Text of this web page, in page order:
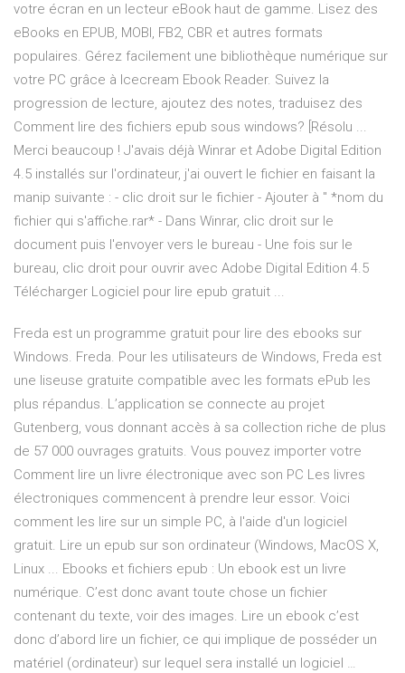
votre écran en un lecteur eBook haut de gamme. Lisez des
eBooks en EPUB, MOBI, FB2, CBR et autres formats
populaires. Gérez facilement une bibliothèque numérique sur
votre PC grâce à Icecream Ebook Reader. Suivez la
progression de lecture, ajoutez des notes, traduisez des
Comment lire des fichiers epub sous windows? [Résolu ...
Merci beaucoup ! J'avais déjà Winrar et Adobe Digital Edition
4.5 installés sur l'ordinateur, j'ai ouvert le fichier en faisant la
manip suivante : - clic droit sur le fichier - Ajouter à " *nom du
fichier qui s'affiche.rar* - Dans Winrar, clic droit sur le
document puis l'envoyer vers le bureau - Une fois sur le
bureau, clic droit pour ouvrir avec Adobe Digital Edition 4.5
Télécharger Logiciel pour lire epub gratuit ...
Freda est un programme gratuit pour lire des ebooks sur
Windows. Freda. Pour les utilisateurs de Windows, Freda est
une liseuse gratuite compatible avec les formats ePub les
plus répandus. L’application se connecte au projet
Gutenberg, vous donnant accès à sa collection riche de plus
de 57 000 ouvrages gratuits. Vous pouvez importer votre
Comment lire un livre électronique avec son PC Les livres
électroniques commencent à prendre leur essor. Voici
comment les lire sur un simple PC, à l'aide d'un logiciel
gratuit. Lire un epub sur son ordinateur (Windows, MacOS X,
Linux ... Ebooks et fichiers epub : Un ebook est un livre
numérique. C’est donc avant toute chose un fichier
contenant du texte, voir des images. Lire un ebook c’est
donc d’abord lire un fichier, ce qui implique de posséder un
matériel (ordinateur) sur lequel sera installé un logiciel …